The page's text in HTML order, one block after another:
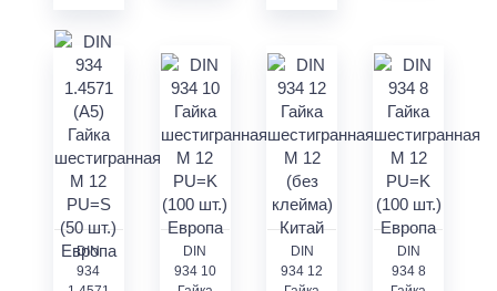
DIN
934
DIN
934 10
DIN
934 12
DIN
934 8